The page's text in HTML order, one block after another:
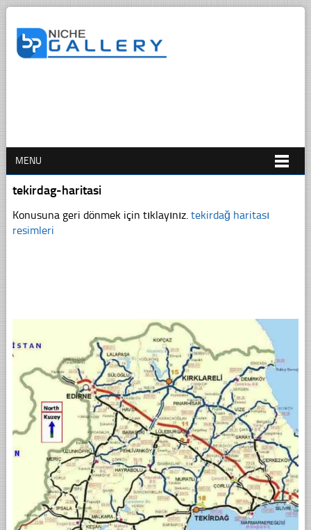
MENU
tekirdag-haritasi
Konusuna geri dönmek için tıklayınız. tekirdağ haritası
resimleri